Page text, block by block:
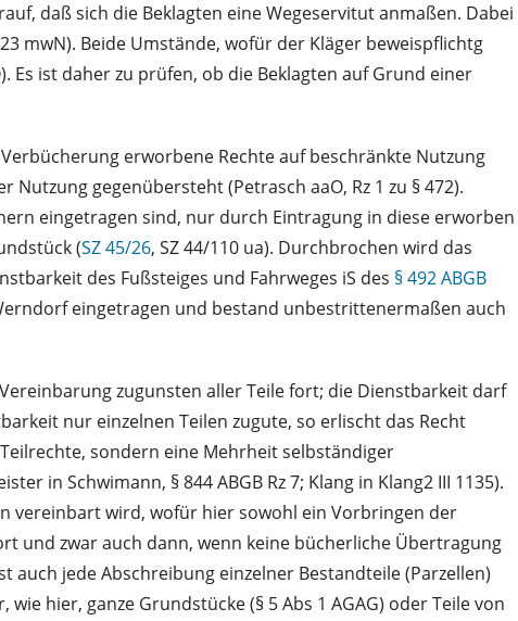
daß sich die Beklagten eine Wegeservitut anmaßen. Dabei
mwN). Beide Umstände, wofür der Kläger beweispflichtg
Es ist daher zu prüfen, ob die Beklagten auf Grund einer
erworbene Rechte auf beschränkte Nutzung
gegenübersteht (Petrasch aaO, Rz 1 zu § 472).
eingetragen sind, nur durch Eintragung in diese erworben
(SZ 45/26, SZ 44/110 ua). Durchbrochen wird das
des Fußsteiges und Fahrweges iS des § 492 ABGB
eingetragen und bestand unbestrittenermaßen auch
zugunsten aller Teile fort; die Dienstbarkeit darf
nur einzelnen Teilen zugute, so erlischt das Recht
sondern eine Mehrheit selbständiger
in Schwimann, § 844 ABGB Rz 7; Klang in Klang2 III 1135).
vereinbart wird, wofür hier sowohl ein Vorbringen der
und zwar auch dann, wenn keine bücherliche Übertragung
auch jede Abschreibung einzelner Bestandteile (Parzellen)
hier, ganze Grundstücke (§ 5 Abs 1 AGAG) oder Teile von